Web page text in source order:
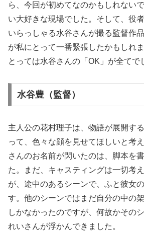
ら、今回が初めてなのかもしれない
い大好きな現場でした。そして、役
いらっしゃる水谷さんが撮る監督作
が私にとって一番緊張したかもしれ
とっては水谷さんの「OK」が全てで
水谷豊（監督）
主人公の花村理子は、物語が展開す
って、色々な顔を見せてほしいと考
さんのお名前が閃いたのは、脚本を
た。まだ、キャスティングは一切考
が、途中のあるシーンで、ふと彼女
す。他のシーンではまだ自分の中の
しかなかったのですが、何故かその
れいさんが浮かんできました。